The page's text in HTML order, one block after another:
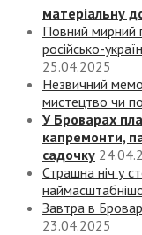
матеріальну
Повний мирний
російсько-
25.04.2025
Незвичний
мистецтво чи
У Броварах
капремонти,
садочку
Страшна ніч у
Завтра в
23.04.2025